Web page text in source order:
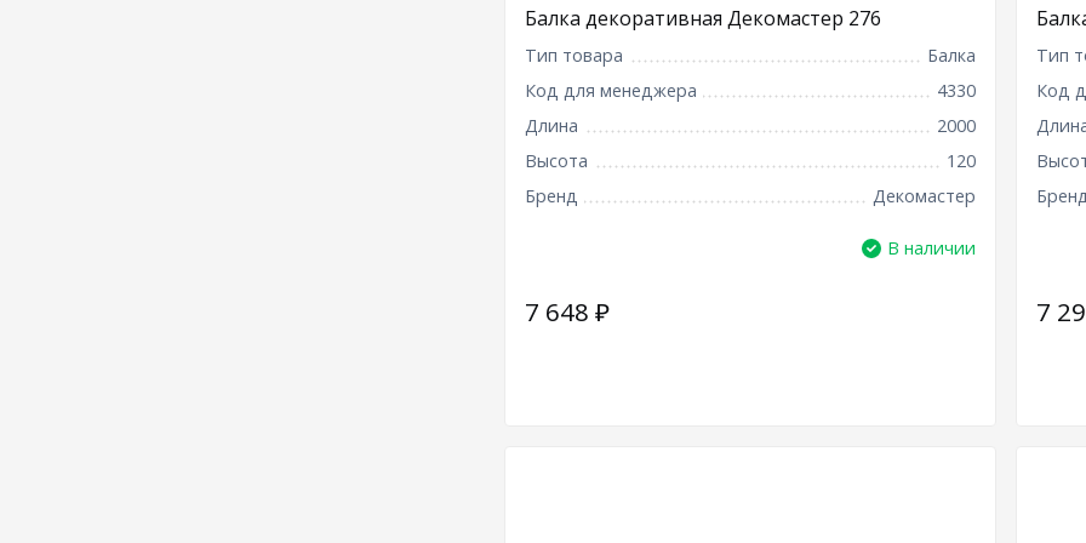
Балка декоративная Декомастер 276
Тип товара
Балка
Код для менеджера
4330
Длина
2000
Высота
120
Бренд
Декомастер
В наличии
7 648 ₽
Тип
Код
7